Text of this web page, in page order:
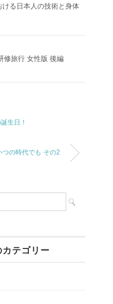
ける日本人の技術と身体
修旅行 女性版 後編
生日！
つの時代でも その2
テゴリー